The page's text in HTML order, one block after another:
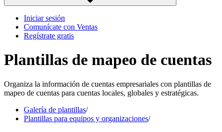
Iniciar sesión
Comunícate con Ventas
Regístrate gratis
Plantillas de mapeo de cuentas
Organiza la información de cuentas empresariales con plantillas de
mapeo de cuentas para cuentas locales, globales y estratégicas.
Galería de plantillas/
Plantillas para equipos y organizaciones/